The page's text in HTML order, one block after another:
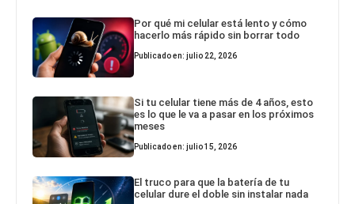
Por qué mi celular está lento y cómo
hacerlo más rápido sin borrar todo
Publicado en: julio 22, 2026
Si tu celular tiene más de 4 años, esto
es lo que le va a pasar en los próximos
meses
Publicado en: julio 15, 2026
El truco para que la batería de tu
celular dure el doble sin instalar nada